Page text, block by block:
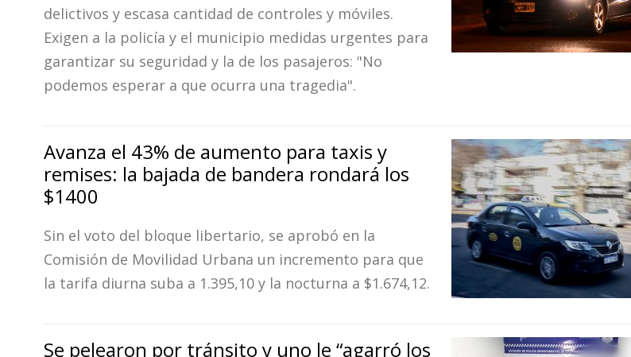
delictivos y escasa cantidad de controles y móviles.
Exigen a la policía y el municipio medidas urgentes para
garantizar su seguridad y la de los pasajeros: "No
podemos esperar a que ocurra una tragedia".
Avanza el 43% de aumento para taxis y
remises: la bajada de bandera rondará los
$1400
Sin el voto del bloque libertario, se aprobó en la
Comisión de Movilidad Urbana un incremento para que
la tarifa diurna suba a 1.395,10 y la nocturna a $1.674,12.
Se pelearon por tránsito y uno le “agarró los